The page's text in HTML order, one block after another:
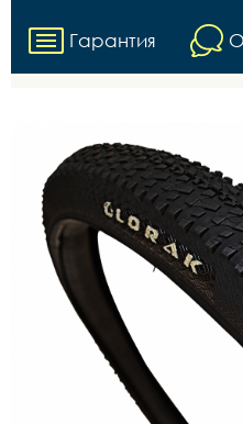
Гарантия